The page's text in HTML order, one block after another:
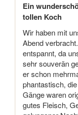
Ein
tollen Koch
Wir haben mit
Abend
entspannt, da
sehr souverän
er schon
phantastisch,
Gänge waren
gutes Fleisch,